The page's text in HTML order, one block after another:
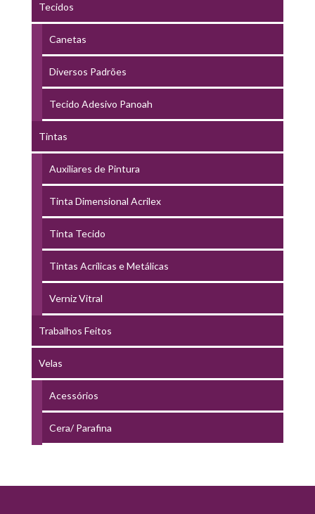
Tecidos
Canetas
Diversos Padrões
Tecido Adesivo Panoah
Tintas
Auxiliares de Pintura
Tinta Dimensional Acrilex
Tinta Tecido
Tintas Acrílicas e Metálicas
Verniz Vitral
Trabalhos Feitos
Velas
Acessórios
Cera/ Parafina